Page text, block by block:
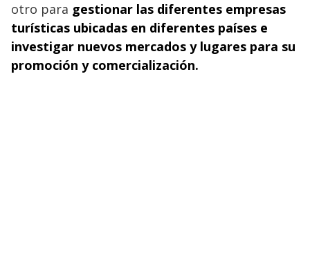
otro para gestionar las diferentes empresas
turísticas ubicadas en diferentes países e
investigar nuevos mercados y lugares para su
promoción y comercialización.